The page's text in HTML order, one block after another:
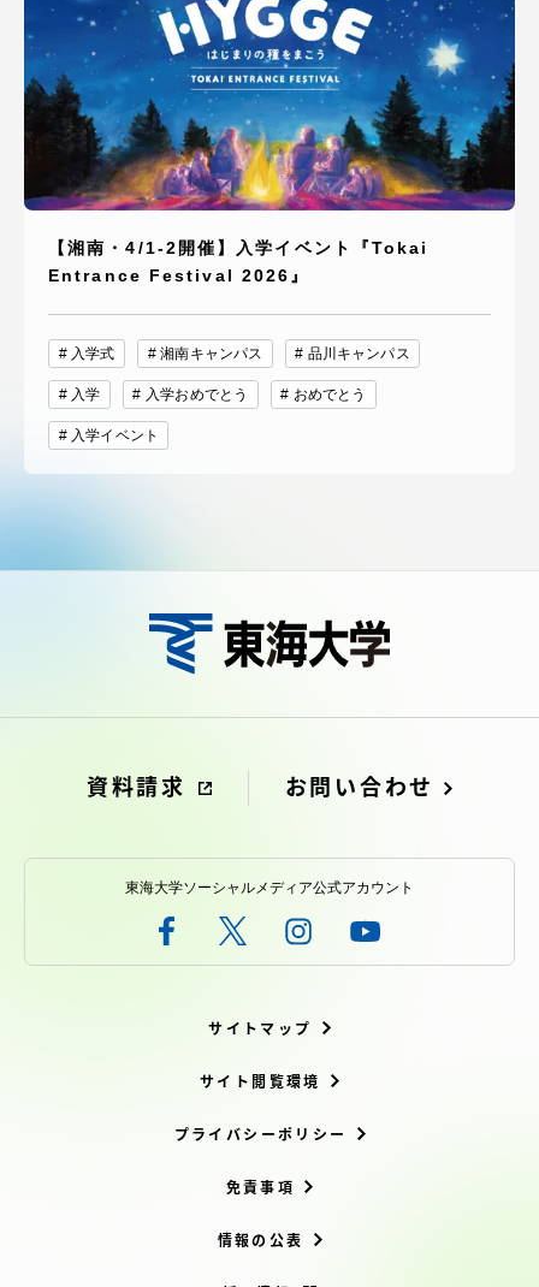
【湘南・4/1-2開催】入学イベント『Tokai
Entrance Festival 2026』
入学式 湘南キャンパス 品川キャンパス
入学 入学おめでとう おめでとう
入学イベント
資料請求 お問い合わせ
東海大学ソーシャルメディア公式アカウント
サイトマップ
サイト閲覧環境
プライバシーポリシー
免責事項
情報の公表